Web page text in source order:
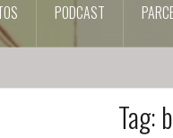
PODCAST
Tag: